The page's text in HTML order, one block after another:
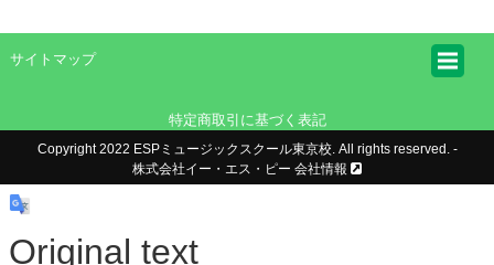
サイトマップ
特定商取引に基づく表記
Copyright 2022 ESPミュージックスクール東京校. All rights reserved. -
株式会社イー・エス・ピー 会社情報
Original text